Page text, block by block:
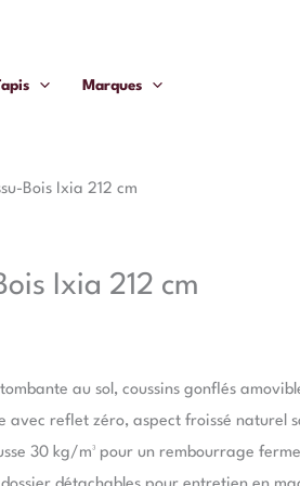
Marques
Bois Ixia 212 cm
Ixia 212 cm
au sol, coussins gonflés
reflet zéro, aspect froissé naturel
30 kg/m³ pour un rembourrage